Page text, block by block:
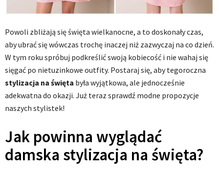
Powoli zbliżają się święta wielkanocne, a to doskonały czas,
aby ubrać się wówczas trochę inaczej niż zazwyczaj na co dzień.
W tym roku spróbuj podkreślić swoją kobiecość i nie wahaj się
sięgać po nietuzinkowe outfity. Postaraj się, aby tegoroczna
stylizacja na święta była wyjątkowa, ale jednocześnie
adekwatna do okazji. Już teraz sprawdź modne propozycje
naszych stylistek!
Jak powinna wyglądać
damska stylizacja na święta?